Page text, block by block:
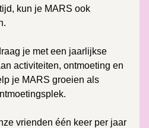
kun je MARS ook
je met een jaarlijkse
activiteiten, ontmoeting en
je MARS groeien als
vrienden één keer per jaar